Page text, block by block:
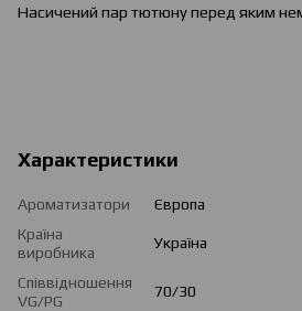
Насичений пар тютюну перед яким
Характеристики
Ароматизатори
Європа
Країна
виробника
Україна
Співвідношення
VG/PG
70/30